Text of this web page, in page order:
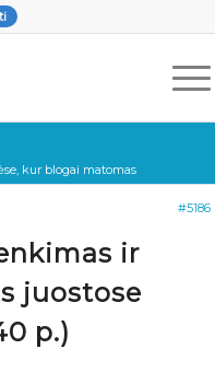
kur blogai matomas
#5186
ir
juostose
p.)